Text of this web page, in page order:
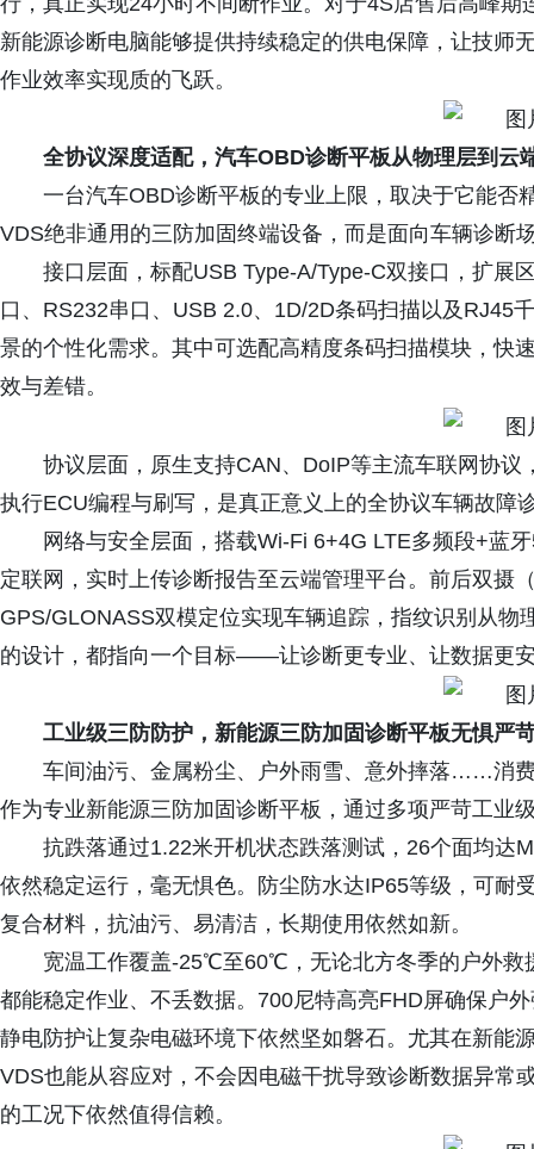
新能源诊断电脑能够提供持续稳定的供电保障，让技师
作业效率实现质的飞跃。
全协议深度适配，汽车OBD诊断平板从物理层到云
一台汽车OBD诊断平板的专业上限，取决于它能否
VDS绝非通用的三防加固终端设备，而是面向车辆诊断
接口层面，标配USB Type-A/Type-C双接口，扩展
口、RS232串口、USB 2.0、1D/2D条码扫描以及RJ45
景的个性化需求。其中可选配高精度条码扫描模块，快
效与差错。
协议层面，原生支持CAN、DoIP等主流车联网协
执行ECU编程与刷写，是真正意义上的全协议车辆故障
网络与安全层面，搭载Wi-Fi 6+4G LTE多频段+蓝
定联网，实时上传诊断报告至云端管理平台。前后双摄
GPS/GLONASS双模定位实现车辆追踪，指纹识别从
的设计，都指向一个目标——让诊断更专业、让数据更
工业级三防防护，新能源三防加固诊断平板无惧严
车间油污、金属粉尘、户外雨雪、意外摔落……消
作为专业新能源三防加固诊断平板，通过多项严苛工业
抗跌落通过1.22米开机状态跌落测试，26个面均达
依然稳定运行，毫无惧色。防尘防水达IP65等级，可耐
复合材料，抗油污、易清洁，长期使用依然如新。
宽温工作覆盖-25℃至60℃，无论北方冬季的户外救
都能稳定作业、不丢数据。700尼特高亮FHD屏确保户
静电防护让复杂电磁环境下依然坚如磐石。尤其在新能
VDS也能从容应对，不会因电磁干扰导致诊断数据异常
的工况下依然值得信赖。